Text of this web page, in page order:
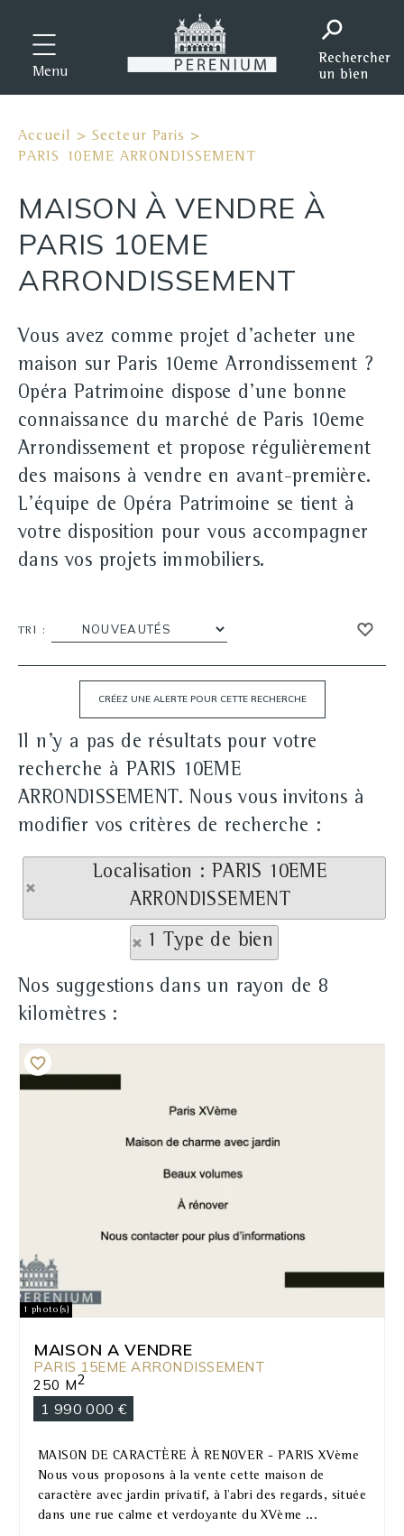
Menu
Accueil >Secteur Paris >
PARIS 10EME ARRONDISSEMENT
MAISON À VENDRE À
PARIS 10EME
ARRONDISSEMENT
Vous avez comme projet d'acheter une
maison sur Paris 10eme Arrondissement ?
Opéra Patrimoine dispose d'une bonne
connaissance du marché de Paris 10eme
Arrondissement et propose régulièrement
des maisons à vendre en avant-première.
L'équipe de Opéra Patrimoine se tient à
votre disposition pour vous accompagner
dans vos projets immobiliers.
TRI :
Il n'y a pas de résultats pour votre
recherche à PARIS 10EME
ARRONDISSEMENT. Nous vous invitons à
modifier vos critères de recherche :
Localisation : PARIS 10EME
ARRONDISSEMENT
1 Type de bien
Nos suggestions dans un rayon de 8
kilomètres :
1 photo(s)
MAISON A VENDRE
PARIS 15EME ARRONDISSEMENT
250 M2
1 990 000 €
MAISON DE CARACTÈRE À RENOVER - PARIS XVème
Nous vous proposons à la vente cette maison de
caractère avec jardin privatif, à l'abri des regards, située
dans une rue calme et verdoyante du XVème ...